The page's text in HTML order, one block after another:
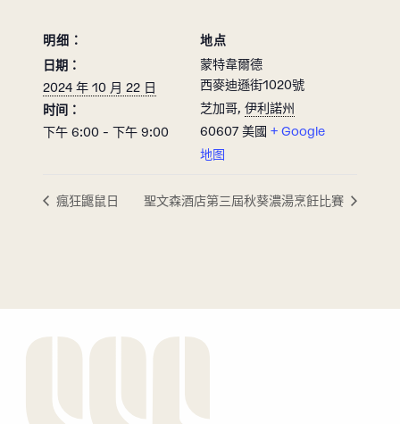
明细：
日期：
2024 年 10 月 22 日
时间：
下午 6:00 - 下午 9:00
地点
蒙特韋爾德
西麥迪遜街1020號
芝加哥, 伊利諾州
60607 美國 + Google
地图
瘋狂鼴鼠日 聖文森酒店第三屆秋葵濃湯烹飪比賽